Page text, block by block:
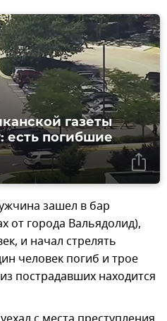
газеты
есть погибшие
зашел в бар
от города Вальядолид),
и начал стрелять
человек погиб и трое
пострадавших находится